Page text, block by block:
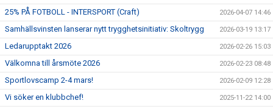
25% PÅ FOTBOLL - INTERSPORT (Craft) 2026-04-07 14:46
Samhällsvinsten lanserar nytt trygghetsinitiativ: Skoltrygg 2026-03-19 13:17
Ledarupptakt 2026 2026-02-26 15:03
Välkomna till årsmöte 2026 2026-02-23 08:48
Sportlovscamp 2-4 mars! 2026-02-09 12:28
Vi söker en klubbchef! 2025-11-22 14:00